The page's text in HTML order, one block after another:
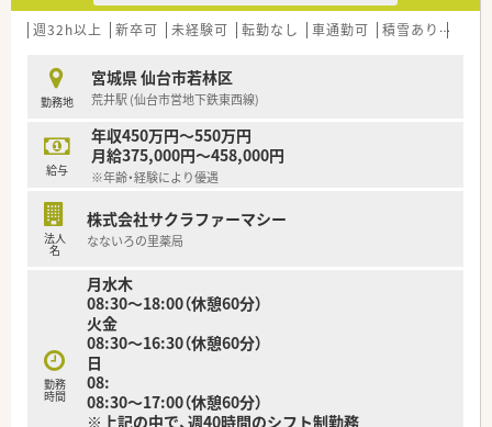
【法人特徴について】
っており、患者様との信頼関係を第一に考えて運営している法人
です。
■ベテランスタッフや子育て中の薬剤師が多数在籍しており、互
いに協力し合いながら無理なく働ける風土が根付いています。
■代表は、非常に穏やかで丁寧な説明を心がけているため、相談
しやすい環境です。
週32h以上 新卒可 未経験可 転勤なし 車通勤可 積雪あり
勤務地
宮城県 仙台市若林区
荒井駅 (仙台市営地下鉄東西線)
給与
年収450万円～550万円
月給375,000円～458,000円
※年齢・経験により優遇
法人
名
株式会社サクラファーマシー
なないろの里薬局
勤務
時間
月水木
08:30～18:00（休憩60分）
火金
08:30～16:30（休憩60分）
日
08:
08:30～17:00（休憩60分）
※上記の中で、週40時間のシフト制勤務